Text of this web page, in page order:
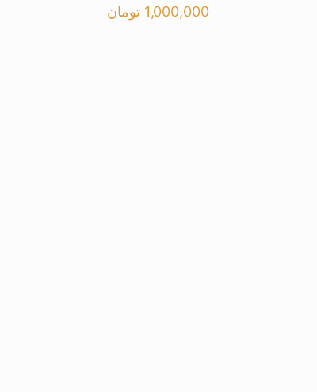
1,000,000 تومان